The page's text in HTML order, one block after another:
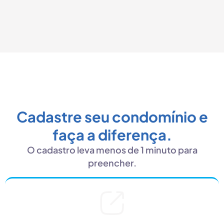
Cadastre seu condomínio e
faça a diferença.
O cadastro leva menos de 1 minuto para
preencher.